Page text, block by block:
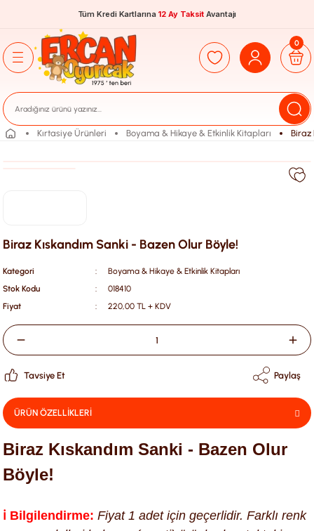
Tüm Kredi Kartlarına 12 Ay Taksit Avantajı
0
Kırtasiye Ürünleri Boyama & Hikaye & Etkinlik Kitapları Biraz
Biraz Kıskandım Sanki - Bazen Olur Böyle!
Kategori
Boyama & Hikaye & Etkinlik Kitapları
Stok Kodu
018410
Fiyat
220,00 TL + KDV
Tavsiye Et Paylaş
ÜRÜN ÖZELLİKLERİ
Biraz Kıskandım Sanki - Bazen Olur
Böyle!
ℹ️ Bilgilendirme: Fiyat 1 adet için geçerlidir. Farklı renk